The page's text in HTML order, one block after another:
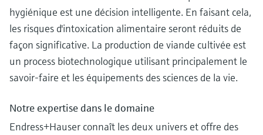
hygiénique est une décision intelligente. En faisant cela,
les risques d'intoxication alimentaire seront réduits de
façon significative. La production de viande cultivée est
un process biotechnologique utilisant principalement le
savoir-faire et les équipements des sciences de la vie.
Notre expertise dans le domaine
Endress+Hauser connaît les deux univers et offre des